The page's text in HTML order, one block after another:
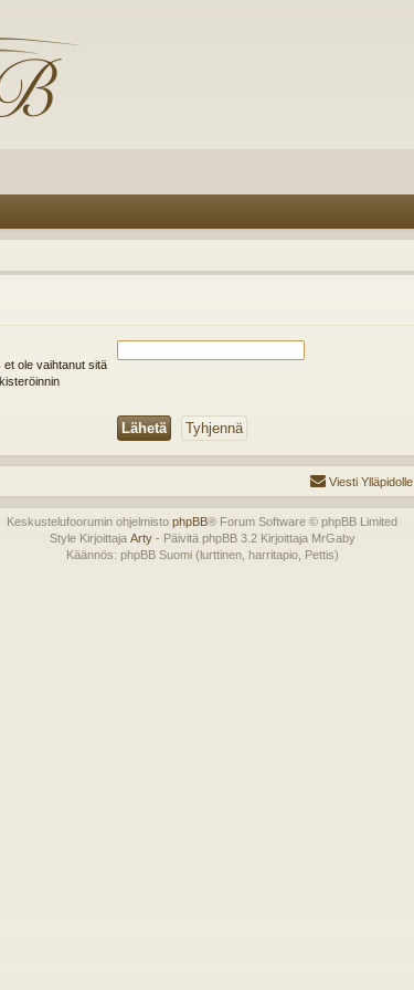
ole vaihtanut sitä
Viesti Ylläpidolle
Keskustelufoorumin ohjelmisto phpBB® Forum Software © phpBB Limited
Style Kirjoittaja Arty- Päivitä phpBB 3.2 Kirjoittaja MrGaby
Käännös: phpBB Suomi (lurttinen, harritapio, Pettis)